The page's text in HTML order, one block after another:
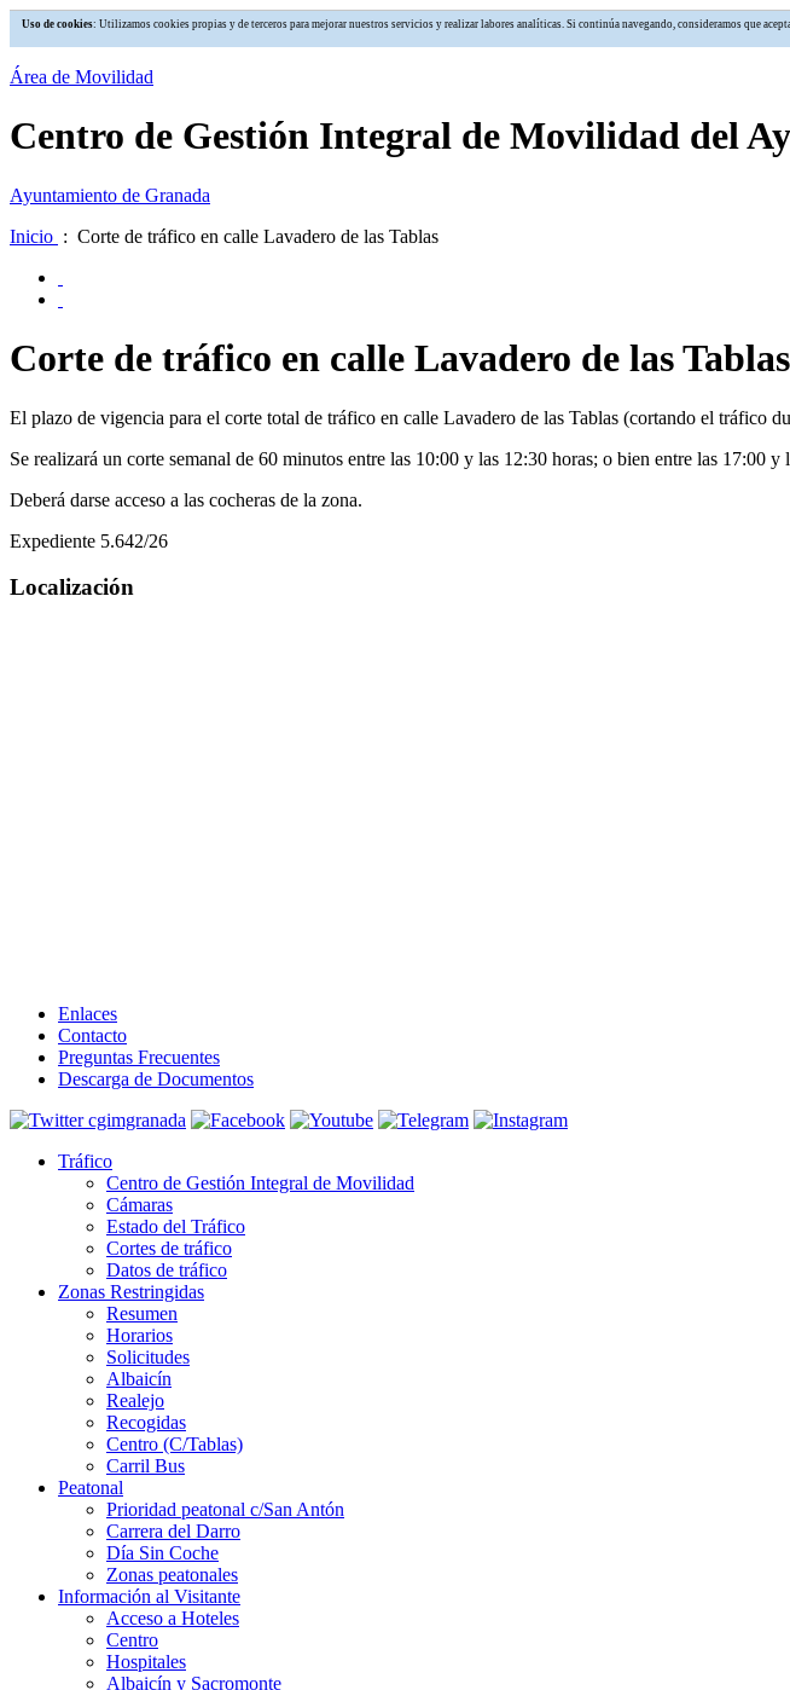
Uso de cookies: Utilizamos cookies propias y de terceros para mejorar nuestros servicios y realizar labores analíticas. Si continúa navegando, consideramos que
Área de Movilidad
Centro de Gestión Integral de Movilidad del
Ayuntamiento de Granada
Inicio : Corte de tráfico en calle Lavadero de las Tablas
Corte de tráfico en calle Lavadero de las Tablas
El plazo de vigencia para el corte total de tráfico en calle Lavadero de las Tablas (cortando el tráfico
Se realizará un corte semanal de 60 minutos entre las 10:00 y las 12:30 horas; o bien entre las 17:00 y
Deberá darse acceso a las cocheras de la zona.
Expediente 5.642/26
Localización
Enlaces
Contacto
Preguntas Frecuentes
Descarga de Documentos
Tráfico
Centro de Gestión Integral de Movilidad
Cámaras
Estado del Tráfico
Cortes de tráfico
Datos de tráfico
Zonas Restringidas
Resumen
Horarios
Solicitudes
Albaicín
Realejo
Recogidas
Centro (C/Tablas)
Carril Bus
Peatonal
Prioridad peatonal c/San Antón
Carrera del Darro
Día Sin Coche
Zonas peatonales
Información al Visitante
Acceso a Hoteles
Centro
Hospitales
Albaicín y Sacromonte